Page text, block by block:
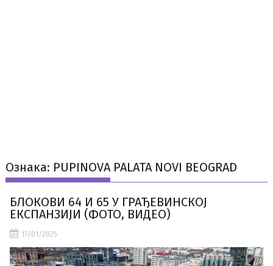
Ознака: PUPINOVA PALATA NOVI BEOGRAD
БЛОКОВИ 64 И 65 У ГРАЂЕВИНСКОЈ
ЕКСПАНЗИЈИ (ФОТО, ВИДЕО)
17/01/2025